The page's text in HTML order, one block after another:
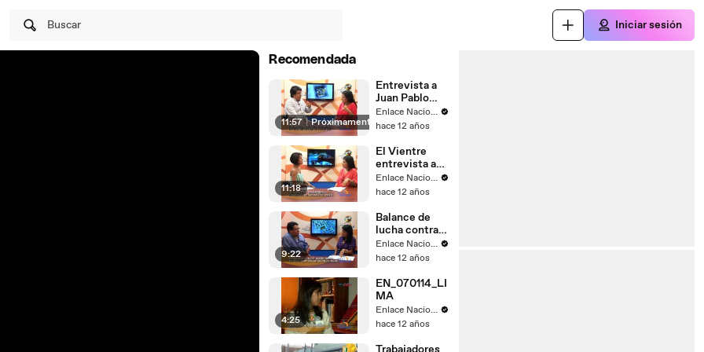
Buscar Iniciar sesión
Recomendada
11:57 | Próximamente
Entrevista a
Juan Pablo
Saaverda
FEDEPAZ
Enlace Nacional
hace 12 años
11:18
El Vientre
entrevista a
Mayella
Lloclla
Enlace Nacional
hace 12 años
9:22
Balance de
lucha contra
el
narcotrafico
Enlace Nacional
hace 12 años
4:25
EN_070114_LI
MA
Enlace Nacional
hace 12 años